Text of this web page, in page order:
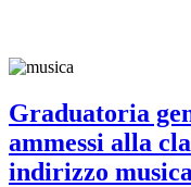
Graduatoria
ammessi alla
indirizzo